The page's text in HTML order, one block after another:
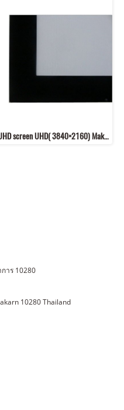
UHD screen UHD( 3840×2160) Make to order
าร 10280
10280 Thailand